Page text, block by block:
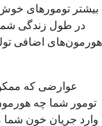
بیشتر تومورهای
در طول زندگی شما
هورمون‌های اضافی
عوارضی که
تومور شما چه
وارد جریان خون شما